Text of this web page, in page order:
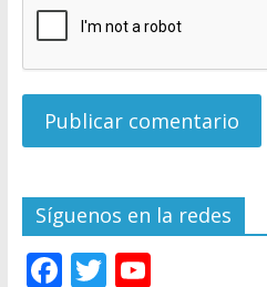
Síguenos en la redes
F T Y